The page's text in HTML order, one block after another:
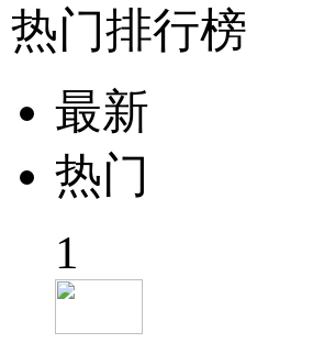
热门排行榜
最新
热门
1